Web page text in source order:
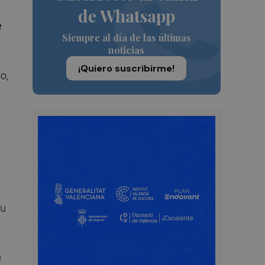
de Whatsapp
Siempre al día de las últimas
noticias
¡Quiero suscribirme!